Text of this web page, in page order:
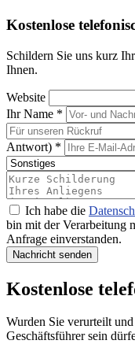
Kostenlose
Schildern Sie uns kurz
Ihnen.
Website
Ihr Name *
Antwort) *
Ich habe die
bin mit der Verarbeitung
Anfrage einverstanden.
Nachricht senden
Kostenlose
Wurden Sie verurteilt
Geschäftsführer sein